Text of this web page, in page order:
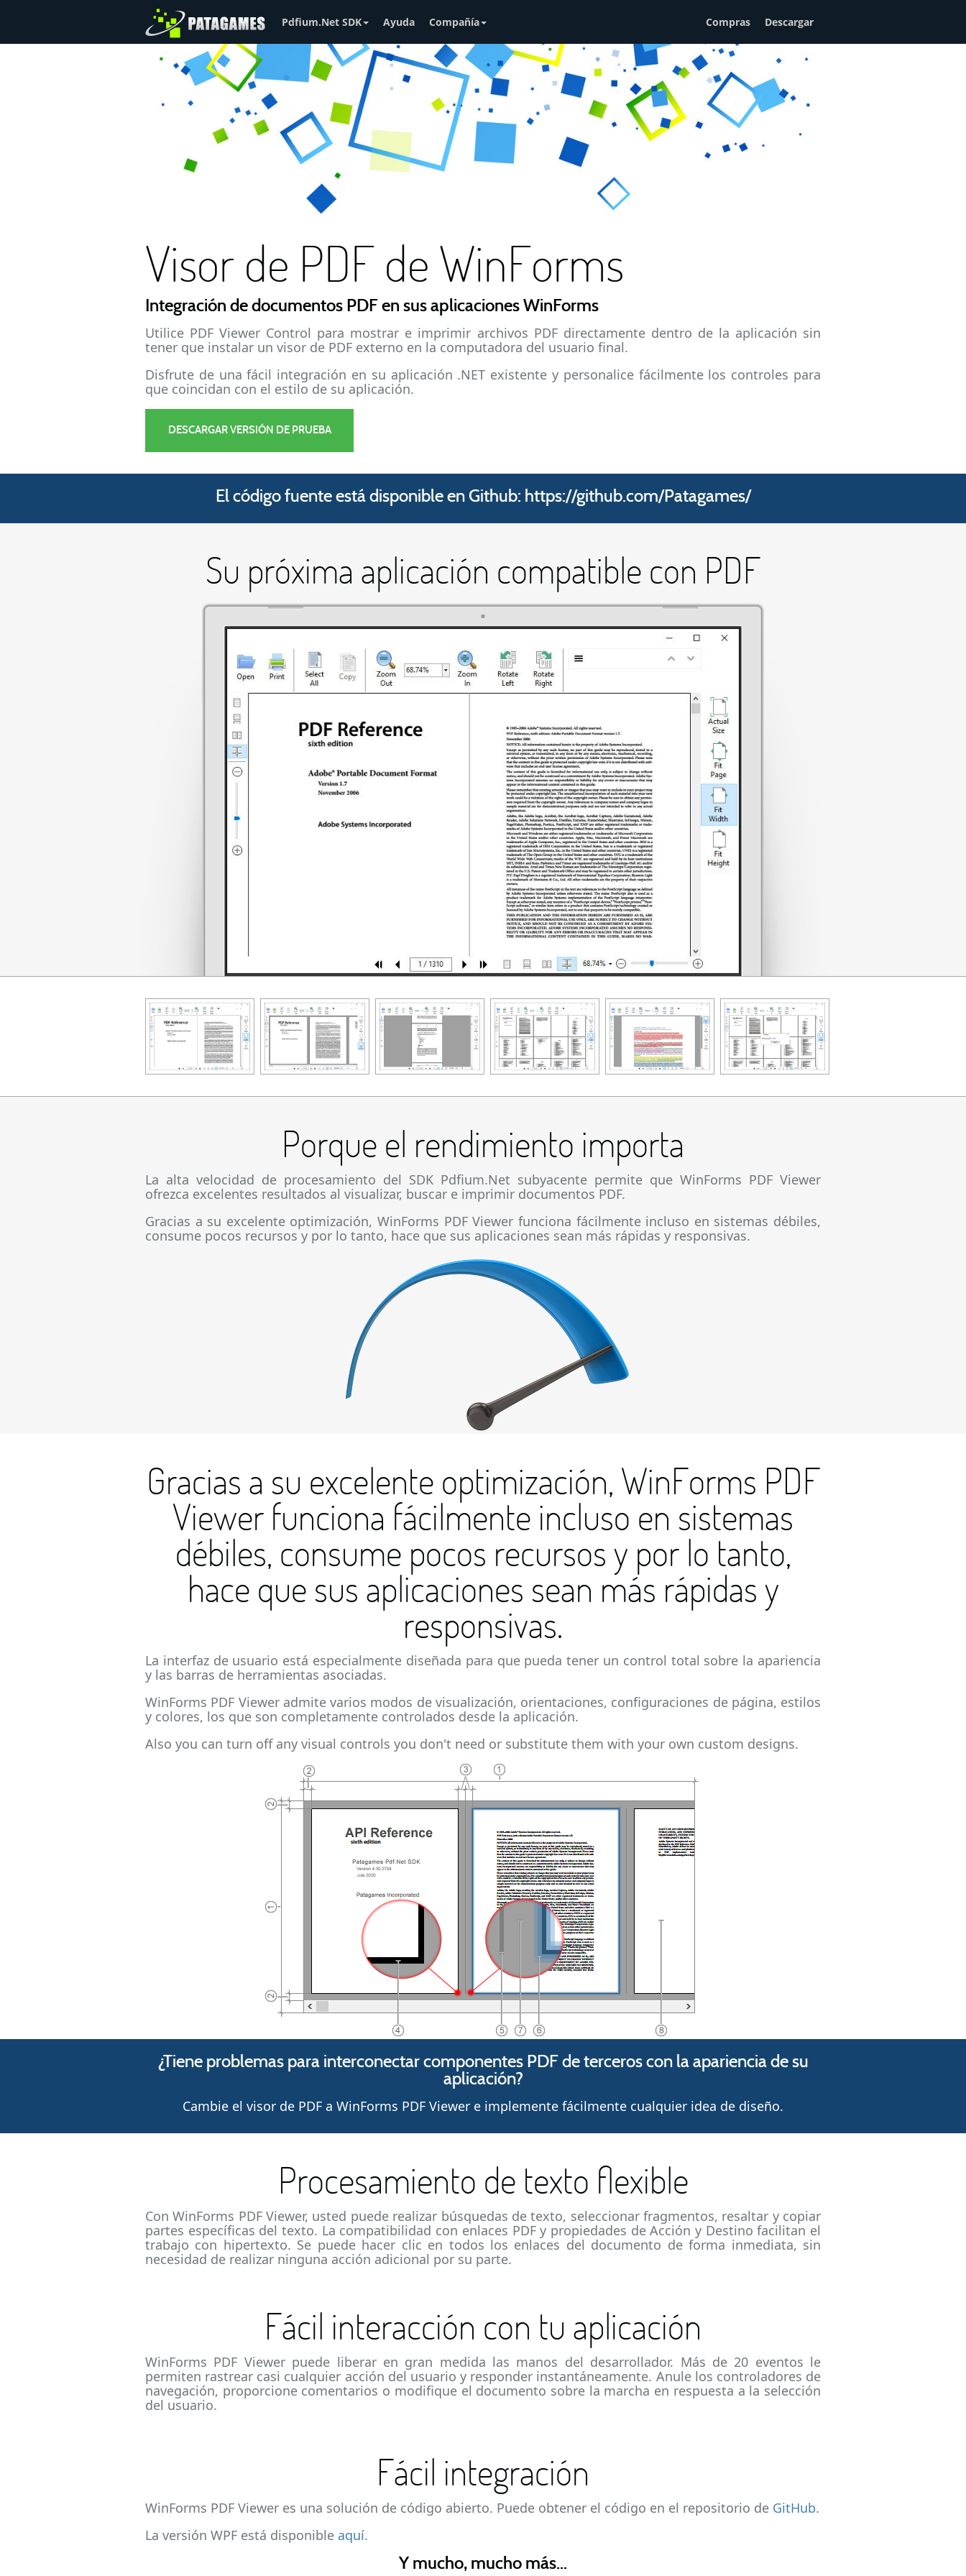
Pdfium.Net SDK Ayuda Compañía Compras Descargar
Visor de PDF de WinForms
Integración de documentos PDF en sus aplicaciones WinForms
Utilice PDF Viewer Control para mostrar e imprimir archivos PDF directamente dentro de la aplicación sin
tener que instalar un visor de PDF externo en la computadora del usuario final.
Disfrute de una fácil integración en su aplicación .NET existente y personalice fácilmente los controles para
que coincidan con el estilo de su aplicación.
DESCARGAR VERSIÓN DE PRUEBA
El código fuente está disponible en Github: https://github.com/Patagames/
Su próxima aplicación compatible con PDF
Porque el rendimiento importa
La alta velocidad de procesamiento del SDK Pdfium.Net subyacente permite que WinForms PDF Viewer
ofrezca excelentes resultados al visualizar, buscar e imprimir documentos PDF.
Gracias a su excelente optimización, WinForms PDF Viewer funciona fácilmente incluso en sistemas débiles,
consume pocos recursos y por lo tanto, hace que sus aplicaciones sean más rápidas y responsivas.
Gracias a su excelente optimización, WinForms PDF
Viewer funciona fácilmente incluso en sistemas
débiles, consume pocos recursos y por lo tanto,
hace que sus aplicaciones sean más rápidas y
responsivas.
La interfaz de usuario está especialmente diseñada para que pueda tener un control total sobre la apariencia
y las barras de herramientas asociadas.
WinForms PDF Viewer admite varios modos de visualización, orientaciones, configuraciones de página, estilos
y colores, los que son completamente controlados desde la aplicación.
Also you can turn off any visual controls you don't need or substitute them with your own custom designs.
¿Tiene problemas para interconectar componentes PDF de terceros con la apariencia de su
aplicación?
Cambie el visor de PDF a WinForms PDF Viewer e implemente fácilmente cualquier idea de diseño.
Procesamiento de texto flexible
Con WinForms PDF Viewer, usted puede realizar búsquedas de texto, seleccionar fragmentos, resaltar y copiar
partes específicas del texto. La compatibilidad con enlaces PDF y propiedades de Acción y Destino facilitan el
trabajo con hipertexto. Se puede hacer clic en todos los enlaces del documento de forma inmediata, sin
necesidad de realizar ninguna acción adicional por su parte.
Fácil interacción con tu aplicación
WinForms PDF Viewer puede liberar en gran medida las manos del desarrollador. Más de 20 eventos le
permiten rastrear casi cualquier acción del usuario y responder instantáneamente. Anule los controladores de
navegación, proporcione comentarios o modifique el documento sobre la marcha en respuesta a la selección
del usuario.
Fácil integración
WinForms PDF Viewer es una solución de código abierto. Puede obtener el código en el repositorio de GitHub.
La versión WPF está disponible aquí.
Y mucho, mucho más...